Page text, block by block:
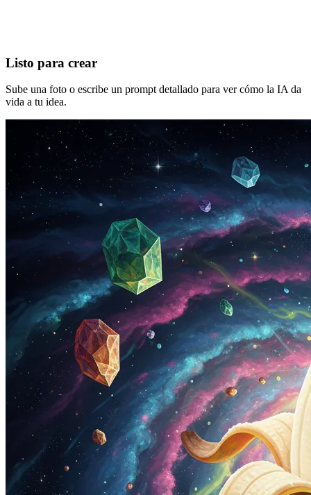
Listo para crear
Sube una foto o escribe un prompt detallado para ver cómo la IA da
vida a tu idea.